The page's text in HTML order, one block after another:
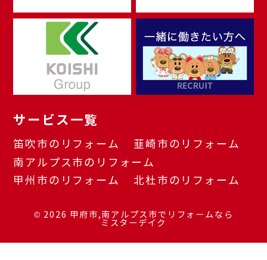
サービス一覧
笛吹市のリフォーム
韮崎市のリフォーム
南アルプス市のリフォーム
甲州市のリフォーム
北杜市のリフォーム
© 2026 甲府市,南アルプス市でリフォームなら
ミスターデイク